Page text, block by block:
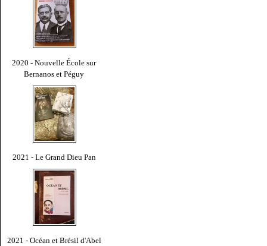
2020 - Nouvelle École sur
Bernanos et Péguy
2021 - Le Grand Dieu Pan
2021 - Océan et Brésil d'Abel